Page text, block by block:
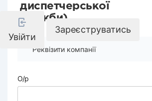
Увійти
Зареєструватись
диспетчерської
служби)
Реквізити компанії
О/р